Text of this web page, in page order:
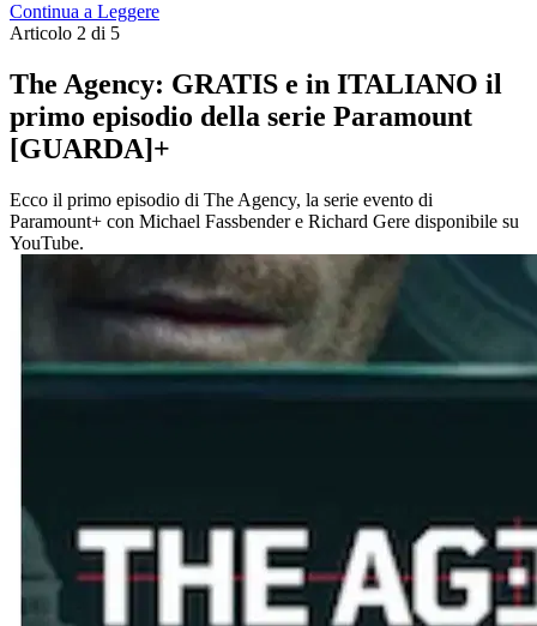
Continua a Leggere
Articolo 2 di 5
The Agency: GRATIS e in ITALIANO il
primo episodio della serie Paramount
[GUARDA]+
Ecco il primo episodio di The Agency, la serie evento di
Paramount+ con Michael Fassbender e Richard Gere disponibile su
YouTube.